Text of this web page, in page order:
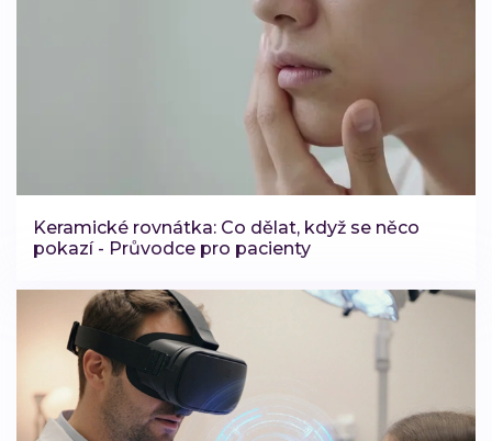
Keramické rovnátka: Co dělat, když se něco
pokazí - Průvodce pro pacienty